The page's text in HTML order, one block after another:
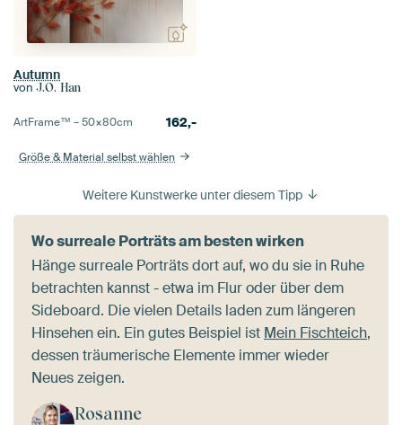
Autumn
von J.O. Han
ArtFrame™ –50×80cm 162,-
Größe & Material selbst wählen
Weitere Kunstwerke unter diesem Tipp
Wo surreale Porträts am besten wirken
Hänge surreale Porträts dort auf, wo du sie in Ruhe
betrachten kannst - etwa im Flur oder über dem
Sideboard. Die vielen Details laden zum längeren
Hinsehen ein. Ein gutes Beispiel ist Mein Fischteich,
dessen träumerische Elemente immer wieder
Neues zeigen.
Rosanne